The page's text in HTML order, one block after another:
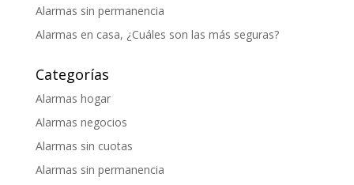
Alarmas sin permanencia
Alarmas en casa, ¿Cuáles son las más seguras?
Categorías
Alarmas hogar
Alarmas negocios
Alarmas sin cuotas
Alarmas sin permanencia